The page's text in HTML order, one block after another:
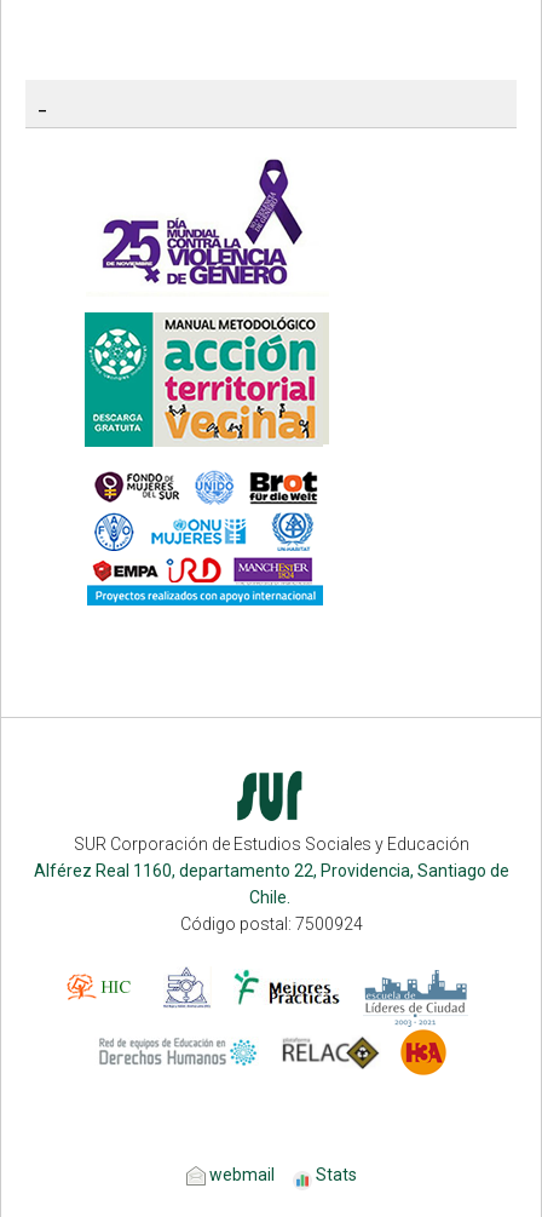
SUR Corporación de Estudios Sociales y Educación
Alférez Real 1160, departamento 22, Providencia, Santiago de
Chile.
Código postal: 7500924
webmail Stats